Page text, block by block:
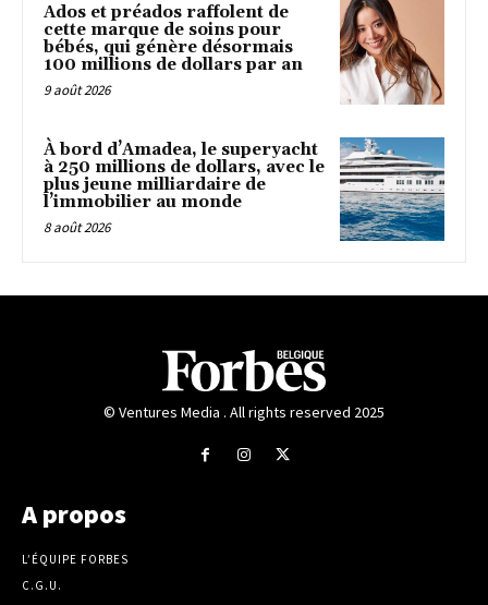
Ados et préados raffolent de
cette marque de soins pour
bébés, qui génère désormais
100 millions de dollars par an
9 août 2026
À bord d’Amadea, le superyacht
à 250 millions de dollars, avec le
plus jeune milliardaire de
l’immobilier au monde
8 août 2026
© Ventures Media . All rights reserved 2025
A propos
L’ÉQUIPE FORBES
C.G.U.